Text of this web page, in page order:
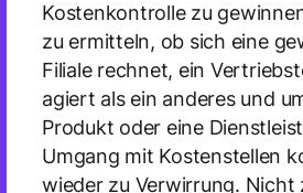
Kostenkontrolle zu
zu ermitteln, ob sich eine
Filiale rechnet, ein
agiert als ein anderes und
Produkt oder eine
Umgang mit Kostenstellen
wieder zu Verwirrung.